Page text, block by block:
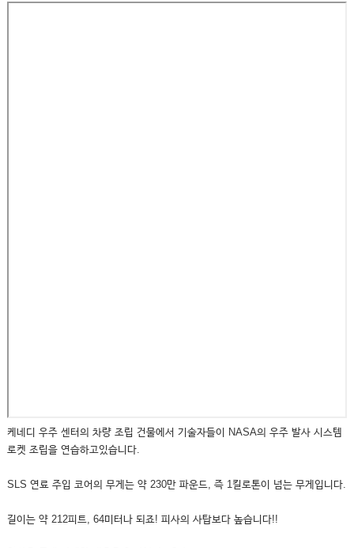
케네디 우주 센터의 차량 조립 건물에서 기술자들이 NASA의 우주 발사 시스템
로켓 조립을 연습하고있습니다.
SLS 연료 주입 코어의 무게는 약 230만 파운드, 즉 1킬로톤이 넘는 무게입니다.
길이는 약 212피트, 64미터나 되죠! 피사의 사탑보다 높습니다!!